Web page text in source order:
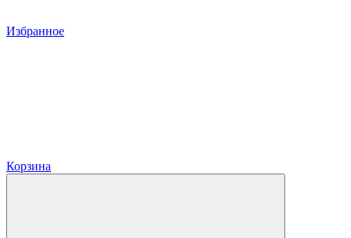
Избранное
Корзина